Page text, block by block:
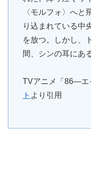
〈モルフォ〉へと
り込まれている中
を放つ。しかし、
間、シンの耳にあ
TVアニメ「86―エ
ト より引用